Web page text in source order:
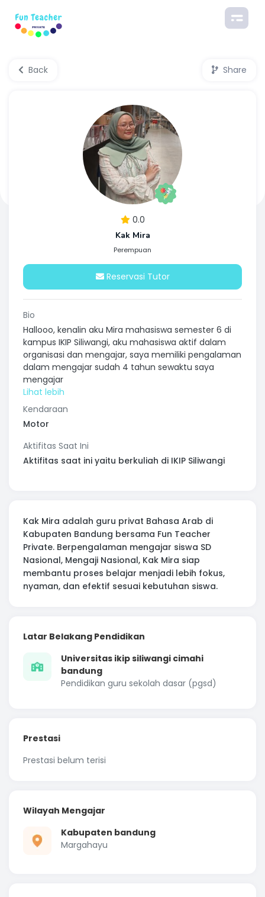
Back Share
0.0
Kak Mira
Perempuan
Reservasi Tutor
Bio
Hallooo, kenalin aku Mira mahasiswa semester 6 di
kampus IKIP Siliwangi, aku mahasiswa aktif dalam
organisasi dan mengajar, saya memiliki pengalaman
dalam mengajar sudah 4 tahun sewaktu saya
mengajar
Kendaraan
Motor
Aktifitas Saat Ini
Aktifitas saat ini yaitu berkuliah di IKIP Siliwangi
Kak Mira adalah guru privat Bahasa Arab di
Kabupaten Bandung bersama Fun Teacher
Private. Berpengalaman mengajar siswa SD
Nasional, Mengaji Nasional, Kak Mira siap
membantu proses belajar menjadi lebih fokus,
nyaman, dan efektif sesuai kebutuhan siswa.
Latar Belakang Pendidikan
Universitas ikip siliwangi cimahi
bandung
Pendidikan guru sekolah dasar (pgsd)
Prestasi
Prestasi belum terisi
Wilayah Mengajar
Kabupaten bandung
Margahayu